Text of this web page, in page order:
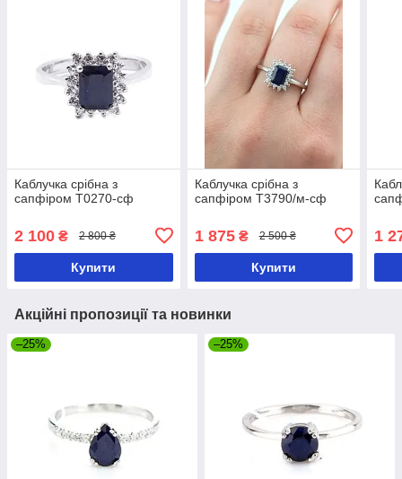
Каблучка срібна з
сапфіром Т0270-сф
2 100 ₴ 2 800 ₴
Купити
Каблучка срібна з
сапфіром Т3790/м-сф
1 875₴ 2 500 ₴
Купити
1
Акційні пропозиції та новинки
–25% –25%